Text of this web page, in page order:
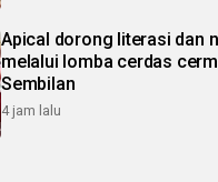
Apical dorong literasi dan
melalui lomba cerdas
Sembilan
4 jam lalu